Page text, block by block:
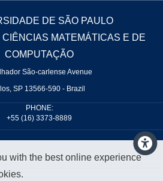
DE SÃO PAULO
CIÊNCIAS MATEMÁTICAS E DE
COMPUTAÇÃO
São-carlense Avenue
SP 13566-590 - Brazil
PHONE:
+55 (16) 3373-8889
with the best online experience